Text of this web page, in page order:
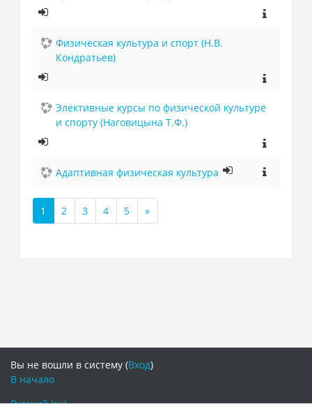
Физическая культура и спорт (Н.В.
Кондратьев)
Элективные курсы по физической культуре
и спорту (Наговицына Т.Ф.)
Адаптивная физическая культура
1
(текущая)
2 3 4 5
»
Далее
Вы не вошли в систему (Вход)
В начало